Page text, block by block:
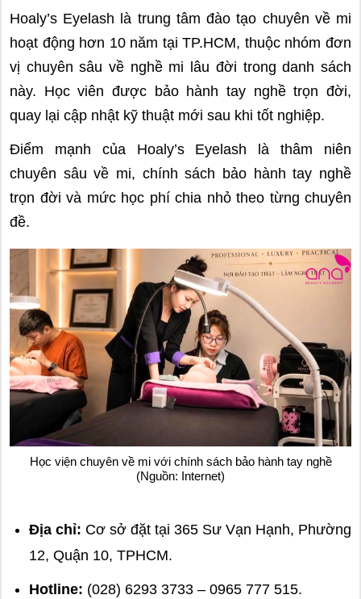
Hoaly’s Eyelash là trung tâm đào tạo chuyên về mi
hoạt động hơn 10 năm tại TP.HCM, thuộc nhóm đơn
vị chuyên sâu về nghề mi lâu đời trong danh sách
này. Học viên được bảo hành tay nghề trọn đời,
quay lại cập nhật kỹ thuật mới sau khi tốt nghiệp.
Điểm mạnh của Hoaly’s Eyelash là thâm niên
chuyên sâu về mi, chính sách bảo hành tay nghề
trọn đời và mức học phí chia nhỏ theo từng chuyên
đề.
Học viện chuyên về mi với chính sách bảo hành tay nghề
(Nguồn: Internet)
Địa chỉ: Cơ sở đặt tại 365 Sư Vạn Hạnh, Phường
12, Quận 10, TPHCM.
Hotline: (028) 6293 3733 – 0965 777 515.